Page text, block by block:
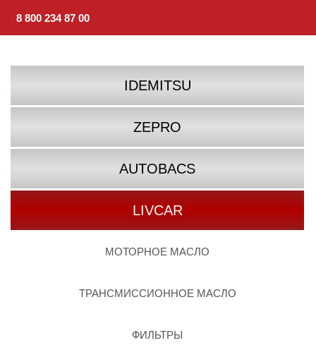
8 800 234 87 00
IDEMITSU
ZEPRO
AUTOBACS
LIVCAR
МОТОРНОЕ МАСЛО
ТРАНСМИССИОННОЕ МАСЛО
ФИЛЬТРЫ